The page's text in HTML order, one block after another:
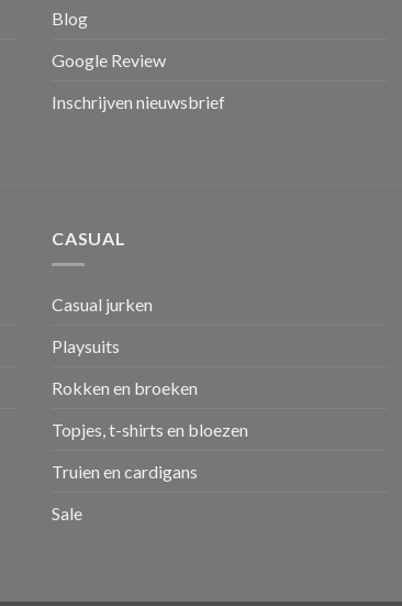
Blog
Google Review
Inschrijven nieuwsbrief
CASUAL
Casual jurken
Playsuits
Rokken en broeken
Topjes, t-shirts en bloezen
Truien en cardigans
Sale